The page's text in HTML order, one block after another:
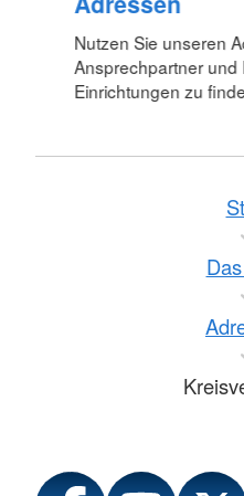
Nutzen Sie unseren
Ansprechpartner und
Einrichtungen zu